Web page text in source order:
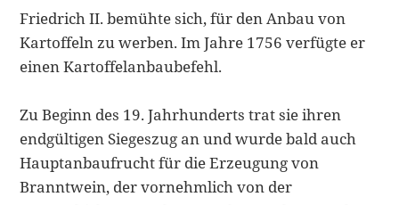
Friedrich II. bemühte sich, für den Anbau von
Kartoffeln zu werben. Im Jahre 1756 verfügte er
einen Kartoffelanbaubefehl.
Zu Beginn des 19. Jahrhunderts trat sie ihren
endgültigen Siegeszug an und wurde bald auch
Hauptanbaufrucht für die Erzeugung von
Branntwein, der vornehmlich von der